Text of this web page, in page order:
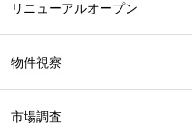
工事中
リニューアルオープン
物件視察
市場調査